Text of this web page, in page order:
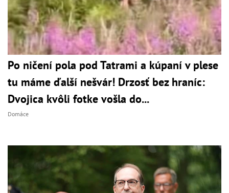
Po ničení pola pod Tatrami a kúpaní v plese
tu máme ďalší nešvár! Drzosť bez hraníc:
Dvojica kvôli fotke vošla do...
Domáce